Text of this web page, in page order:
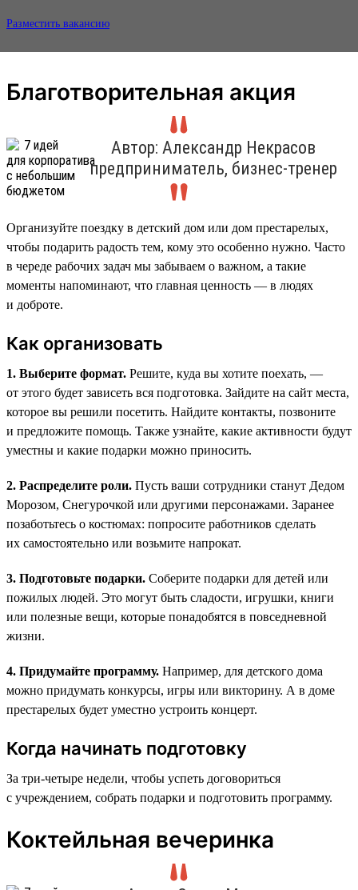
Разместить вакансию
Благотворительная акция
Автор: Александр Некрасов
предприниматель, бизнес-тренер
Организуйте поездку в детский дом или дом престарелых,
чтобы подарить радость тем, кому это особенно нужно. Часто
в череде рабочих задач мы забываем о важном, а такие
моменты напоминают, что главная ценность — в людях
и доброте.
Как организовать
1. Выберите формат. Решите, куда вы хотите поехать, —
от этого будет зависеть вся подготовка. Зайдите на сайт места,
которое вы решили посетить. Найдите контакты, позвоните
и предложите помощь. Также узнайте, какие активности будут
уместны и какие подарки можно приносить.
2. Распределите роли. Пусть ваши сотрудники станут Дедом
Морозом, Снегурочкой или другими персонажами. Заранее
позаботьтесь о костюмах: попросите работников сделать
их самостоятельно или возьмите напрокат.
3. Подготовьте подарки. Соберите подарки для детей или
пожилых людей. Это могут быть сладости, игрушки, книги
или полезные вещи, которые понадобятся в повседневной
жизни.
4. Придумайте программу. Например, для детского дома
можно придумать конкурсы, игры или викторину. А в доме
престарелых будет уместно устроить концерт.
Когда начинать подготовку
За три-четыре недели, чтобы успеть договориться
с учреждением, собрать подарки и подготовить программу.
Коктейльная вечеринка